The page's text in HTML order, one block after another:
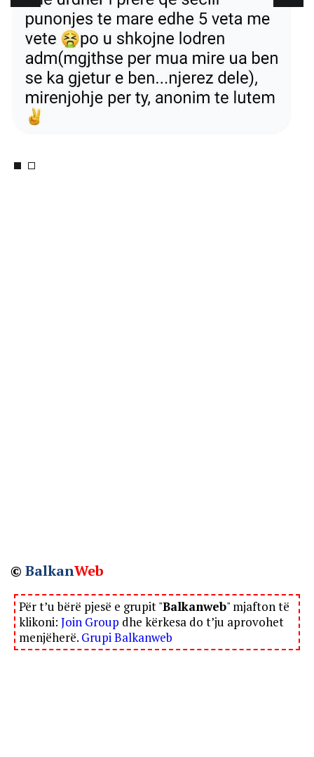
© BalkanWeb
Për t’u bërë pjesë e grupit "Balkanweb" mjafton të
klikoni: Join Group dhe kërkesa do t’ju aprovohet
menjëherë. Grupi Balkanweb